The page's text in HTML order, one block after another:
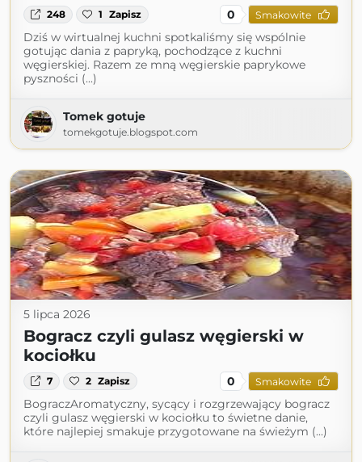
248 1 Zapisz 0 Smakowite
Dziś w wirtualnej kuchni spotkaliśmy się wspólnie
gotując dania z papryką, pochodzące z kuchni
węgierskiej. Razem ze mną węgierskie paprykowe
pyszności (...)
Tomek gotuje
tomekgotuje.blogspot.com
5 lipca 2026
Bogracz czyli gulasz węgierski w
kociołku
7 2 Zapisz 0 Smakowite
BograczAromatyczny, sycący i rozgrzewający bogracz
czyli gulasz węgierski w kociołku to świetne danie,
które najlepiej smakuje przygotowane na świeżym (...)